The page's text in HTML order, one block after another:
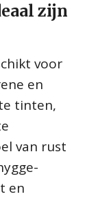
zijn
voor
en
tinten,
van rust
en